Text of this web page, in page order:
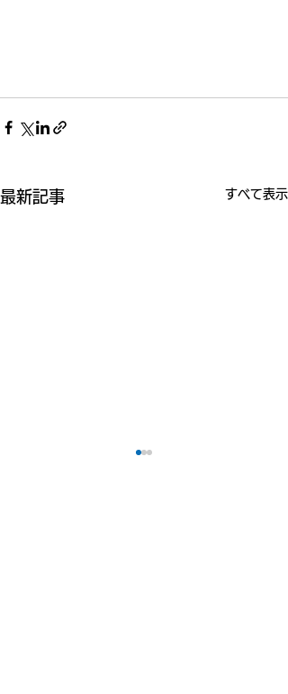
最新記事 すべて表示